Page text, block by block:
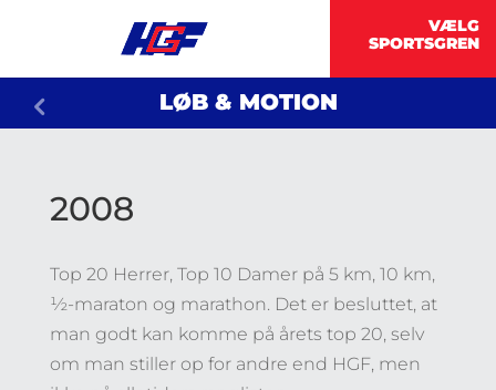
LØB & MOTION
2008
Top 20 Herrer, Top 10 Damer på 5 km, 10 km,
½-maraton og marathon. Det er besluttet, at
man godt kan komme på årets top 20, selv
om man stiller op for andre end HGF, men